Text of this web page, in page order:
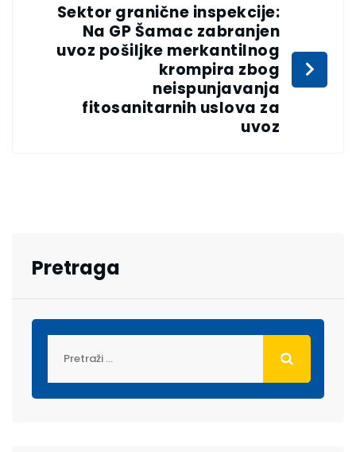
Sektor granične inspekcije:
Na GP Šamac zabranjen
uvoz pošiljke merkantilnog
krompira zbog
neispunjavanja
fitosanitarnih uslova za
uvoz
Pretraga